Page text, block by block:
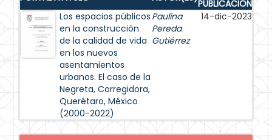
PUBLICACIÓN
Los espacios públicos
en la construcción
de la calidad de vida
en los nuevos
asentamientos
urbanos. El caso de la
Negreta, Corregidora,
Querétaro, México
(2000-2022)
Paulina
Pereda
Gutiérrez
14-dic-2023